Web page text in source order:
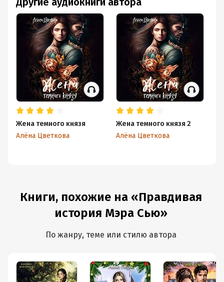
Жена темного князя
Алёна Цветкова
Жена темного князя 2
Алёна Цветкова
Книги, похожие на «Правдивая
история Мэра Сью»
По жанру, теме или стилю автора